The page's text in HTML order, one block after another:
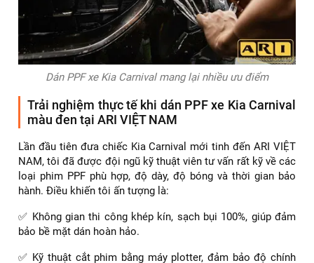
Dán PPF xe Kia Carnival mang lại nhiều ưu điểm
Trải nghiệm thực tế khi dán PPF xe Kia Carnival
màu đen tại ARI VIỆT NAM
Lần đầu tiên đưa chiếc Kia Carnival mới tinh đến ARI VIỆT
NAM, tôi đã được đội ngũ kỹ thuật viên tư vấn rất kỹ về các
loại phim PPF phù hợp, độ dày, độ bóng và thời gian bảo
hành. Điều khiến tôi ấn tượng là:
✅ Không gian thi công khép kín, sạch bụi 100%, giúp đảm
bảo bề mặt dán hoàn hảo.
✅ Kỹ thuật cắt phim bằng máy plotter, đảm bảo độ chính